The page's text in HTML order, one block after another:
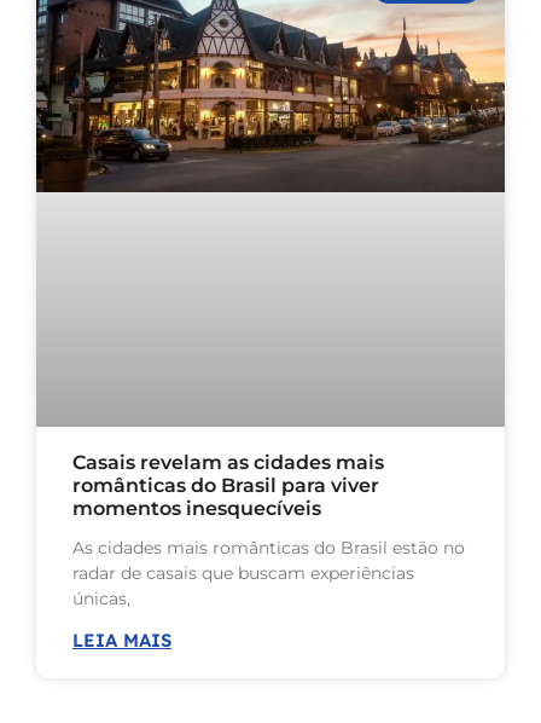
Casais revelam as cidades mais
românticas do Brasil para viver
momentos inesquecíveis
As cidades mais românticas do Brasil estão no
radar de casais que buscam experiências
únicas,
LEIA MAIS